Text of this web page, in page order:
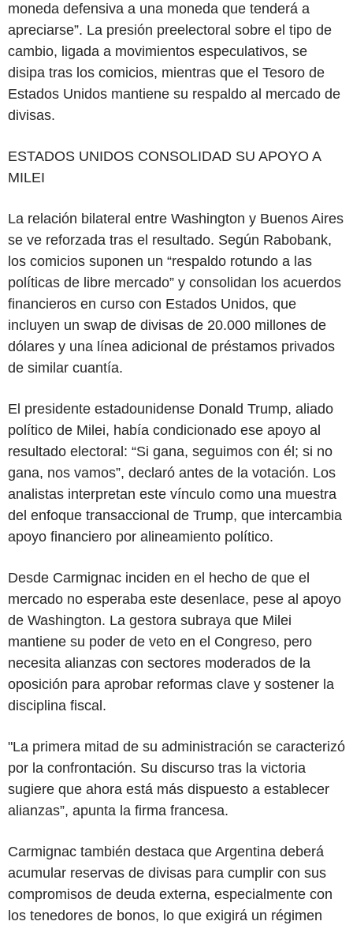
moneda defensiva a una moneda que tenderá a
apreciarse”. La presión preelectoral sobre el tipo de
cambio, ligada a movimientos especulativos, se
disipa tras los comicios, mientras que el Tesoro de
Estados Unidos mantiene su respaldo al mercado de
divisas.
ESTADOS UNIDOS CONSOLIDAD SU APOYO A
MILEI
La relación bilateral entre Washington y Buenos Aires
se ve reforzada tras el resultado. Según Rabobank,
los comicios suponen un “respaldo rotundo a las
políticas de libre mercado” y consolidan los acuerdos
financieros en curso con Estados Unidos, que
incluyen un swap de divisas de 20.000 millones de
dólares y una línea adicional de préstamos privados
de similar cuantía.
El presidente estadounidense Donald Trump, aliado
político de Milei, había condicionado ese apoyo al
resultado electoral: “Si gana, seguimos con él; si no
gana, nos vamos”, declaró antes de la votación. Los
analistas interpretan este vínculo como una muestra
del enfoque transaccional de Trump, que intercambia
apoyo financiero por alineamiento político.
Desde Carmignac inciden en el hecho de que el
mercado no esperaba este desenlace, pese al apoyo
de Washington. La gestora subraya que Milei
mantiene su poder de veto en el Congreso, pero
necesita alianzas con sectores moderados de la
oposición para aprobar reformas clave y sostener la
disciplina fiscal.
"La primera mitad de su administración se caracterizó
por la confrontación. Su discurso tras la victoria
sugiere que ahora está más dispuesto a establecer
alianzas”, apunta la firma francesa.
Carmignac también destaca que Argentina deberá
acumular reservas de divisas para cumplir con sus
compromisos de deuda externa, especialmente con
los tenedores de bonos, lo que exigirá un régimen